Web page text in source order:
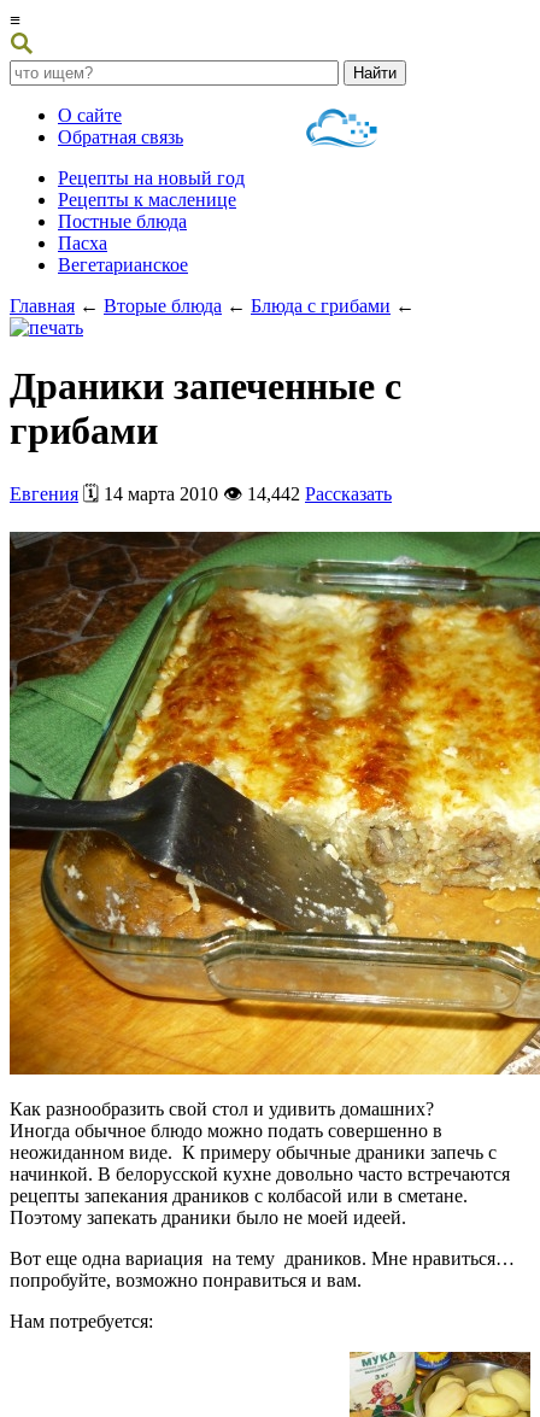
≡
О сайте
Обратная связь
Рецепты на новый год
Рецепты к масленице
Постные блюда
Пасха
Вегетарианское
Главная ← Вторые блюда ← Блюда с грибами ←
Драники запеченные с
грибами
Евгения 🗓️ 14 марта 2010 👁️ 14,442 Рассказать
Как разнообразить свой стол и удивить домашних?
Иногда обычное блюдо можно подать совершенно в
неожиданном виде. К примеру обычные драники запечь с
начинкой. В белорусской кухне довольно часто встречаются
рецепты запекания драников с колбасой или в сметане.
Поэтому запекать драники было не моей идеей.
Вот еще одна вариация на тему драников. Мне нравиться…
попробуйте, возможно понравиться и вам.
Нам потребуется: